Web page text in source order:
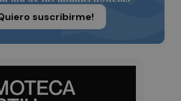
suscribirme!